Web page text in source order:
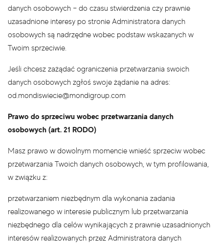
danych osobowych – do czasu stwierdzenia czy prawnie
uzasadnione interesy po stronie Administratora danych
osobowych są nadrzędne wobec podstaw wskazanych w
Twoim sprzeciwie.
Jeśli chcesz zażądać ograniczenia przetwarzania swoich
danych osobowych zgłoś swoje żądanie na adres:
od.mondiswiecie@mondigroup.com
Prawo do sprzeciwu wobec przetwarzania danych
osobowych (art. 21 RODO)
Masz prawo w dowolnym momencie wnieść sprzeciw wobec
przetwarzania Twoich danych osobowych, w tym profilowania,
w związku z:
przetwarzaniem niezbędnym dla wykonania zadania
realizowanego w interesie publicznym lub przetwarzania
niezbędnego dla celów wynikających z prawnie uzasadnionych
interesów realizowanych przez Administratora danych